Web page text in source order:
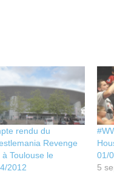
rendu du
Revenge
à Toulouse le
2012
01/
5